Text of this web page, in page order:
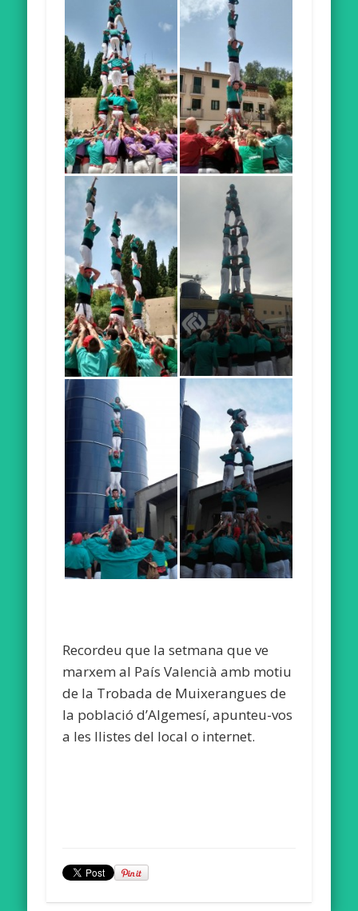
Recordeu que la setmana que ve
marxem al País Valencià amb motiu
de la Trobada de Muixerangues de
la població d’Algemesí, apunteu-vos
a les llistes del local o internet.